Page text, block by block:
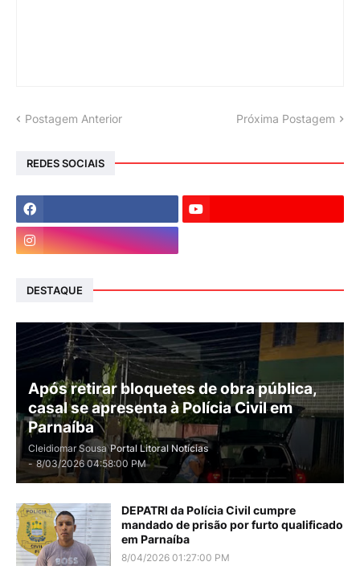
Postagem Anterior Próxima Postagem
REDES SOCIAIS
DESTAQUE
Após retirar bloquetes de obra pública,
casal se apresenta à Polícia Civil em
Parnaíba
Cleidiomar Sousa Portal Litoral Notícias
- 8/03/2026 04:58:00 PM
DEPATRI da Polícia Civil cumpre
mandado de prisão por furto qualificado
em Parnaíba
8/04/2026 01:27:00 PM